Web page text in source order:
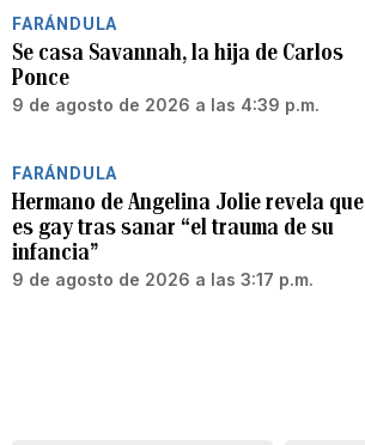
FARÁNDULA
Se casa Savannah, la hija de Carlos
Ponce
9 de agosto de 2026 a las 4:39 p.m.
FARÁNDULA
Hermano de Angelina Jolie revela que
es gay tras sanar “el trauma de su
infancia”
9 de agosto de 2026 a las 3:17 p.m.